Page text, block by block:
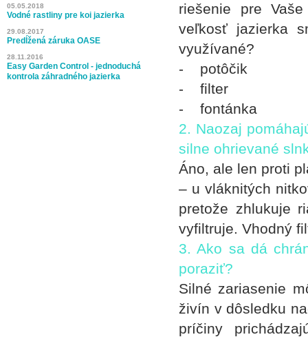
05.05.2018
Vodné rastliny pre koi jazierka
29.08.2017
Predĺžená záruka OASE
28.11.2016
Easy Garden Control - jednoduchá
kontrola záhradného jazierka
riešenie pre
veľkosť jazierka
využívané?
- potôčik
- filter
- fontánka
2. Naozaj
silne ohrievané
Áno, ale len proti
– u vláknitých
pretože zhlukuje
vyfiltruje. Vhodný
3. Ako sa dá
poraziť?
Silné zariasenie
živín v dôsledku
príčiny